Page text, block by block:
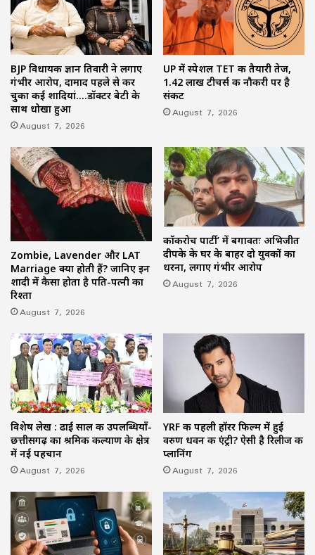
BJP विधायक ज्ञान तिवारी ने लगाए
गंभीर आरोप, दामाद पहले से कर
चुका कई शादियां….डॉक्टर बेटी के
साथ धोखा हुआ
August 7, 2026
UP में स्पेशल TET की तैयारी तेज,
1.42 लाख टीचर्स की नौकरी पर है
संकट
August 7, 2026
Zombie, Lavender और LAT
Marriage क्या होती हैं? जानिए इन
शादी में कैसा होता है पति-पत्नी का
रिश्ता
August 7, 2026
कॉकरोच पार्टी’ में बगावतः अभिजीत
दीपके के घर के बाहर दो युवकों का
धरना, लगाए गंभीर आरोप
August 7, 2026
विशेष लेख : ढाई साल की उपलब्धियाँ-
छत्तीसगढ़ का श्रमिक कल्याण के क्षेत्र
में नई पहचान
August 7, 2026
YRF की पहली हॉरर फिल्म में हुई
वरुण धवन की एंट्री? ऐसी है रिलीज की
प्लानिंग
August 7, 2026